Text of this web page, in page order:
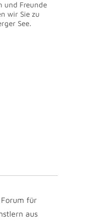
und Freunde
wir Sie zu
See.
für
aus